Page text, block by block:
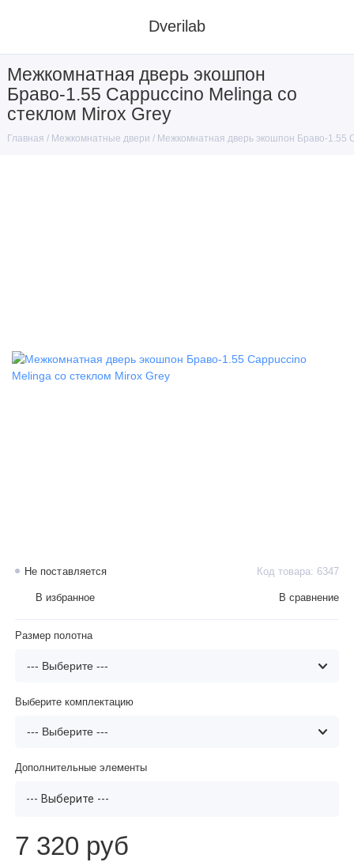
Dverilab
Межкомнатная дверь экошпон
Браво-1.55 Cappuccino Melinga со
стеклом Mirox Grey
Главная Межкомнатные двери Межкомнатная дверь экошпон Браво-1.55
Не поставляется Код товара: 6347
В избранное В сравнение
Размер полотна
Выберите комплектацию
Дополнительные элементы
--- Выберите ---
7 320 руб